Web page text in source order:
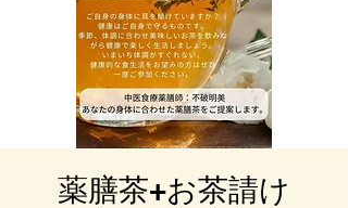
薬膳茶+お茶請け